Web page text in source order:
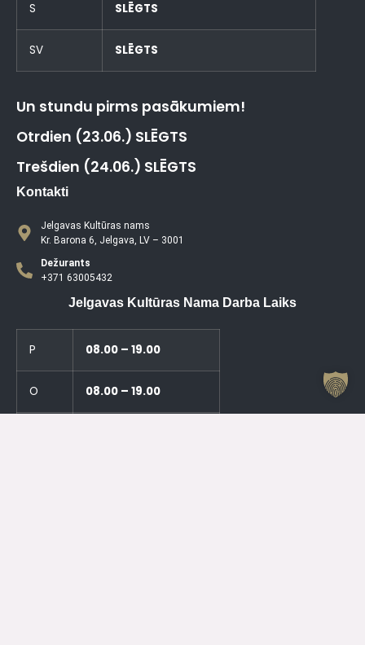
S SLĒGTS
SV SLĒGTS
Un stundu pirms pasākumiem!
Otrdien (23.06.) SLĒGTS
Trešdien (24.06.) SLĒGTS
Kontakti
Jelgavas Kultūras nams
Kr. Barona 6, Jelgava, LV – 3001
Dežurants
+371 63005432
Jelgavas Kultūras Nama Darba Laiks
P 08.00 – 19.00
O 08.00 – 19.00